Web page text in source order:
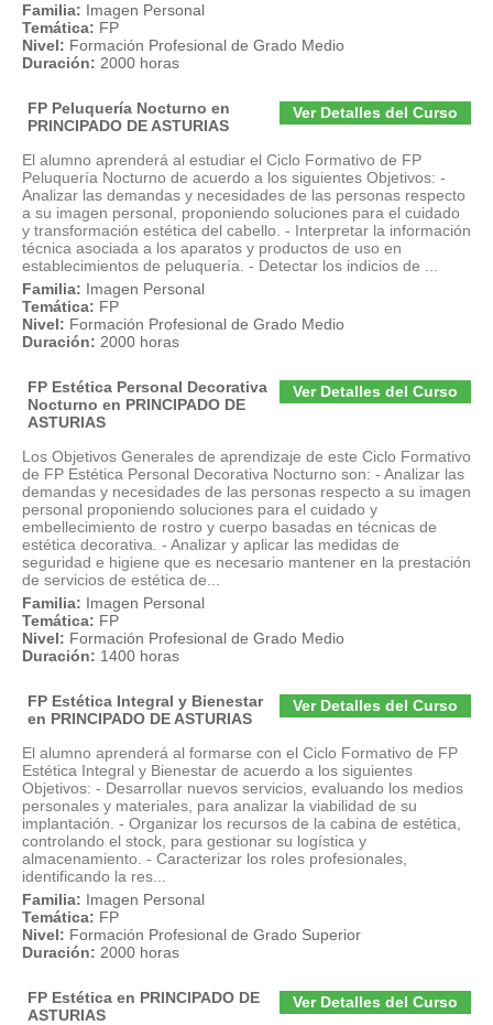
Familia: Imagen Personal
Temática: FP
Nivel: Formación Profesional de Grado Medio
Duración: 2000 horas
Ver Detalles del Curso
FP Peluquería Nocturno en
PRINCIPADO DE ASTURIAS
El alumno aprenderá al estudiar el Ciclo Formativo de FP
Peluquería Nocturno de acuerdo a los siguientes Objetivos: -
Analizar las demandas y necesidades de las personas respecto
a su imagen personal, proponiendo soluciones para el cuidado
y transformación estética del cabello. - Interpretar la información
técnica asociada a los aparatos y productos de uso en
establecimientos de peluquería. - Detectar los indicios de ...
Familia: Imagen Personal
Temática: FP
Nivel: Formación Profesional de Grado Medio
Duración: 2000 horas
Ver Detalles del Curso
FP Estética Personal Decorativa
Nocturno en PRINCIPADO DE
ASTURIAS
Los Objetivos Generales de aprendizaje de este Ciclo Formativo
de FP Estética Personal Decorativa Nocturno son: - Analizar las
demandas y necesidades de las personas respecto a su imagen
personal proponiendo soluciones para el cuidado y
embellecimiento de rostro y cuerpo basadas en técnicas de
estética decorativa. - Analizar y aplicar las medidas de
seguridad e higiene que es necesario mantener en la prestación
de servicios de estética de...
Familia: Imagen Personal
Temática: FP
Nivel: Formación Profesional de Grado Medio
Duración: 1400 horas
Ver Detalles del Curso
FP Estética Integral y Bienestar
en PRINCIPADO DE ASTURIAS
El alumno aprenderá al formarse con el Ciclo Formativo de FP
Estética Integral y Bienestar de acuerdo a los siguientes
Objetivos: - Desarrollar nuevos servicios, evaluando los medios
personales y materiales, para analizar la viabilidad de su
implantación. - Organizar los recursos de la cabina de estética,
controlando el stock, para gestionar su logística y
almacenamiento. - Caracterizar los roles profesionales,
identificando la res...
Familia: Imagen Personal
Temática: FP
Nivel: Formación Profesional de Grado Superior
Duración: 2000 horas
Ver Detalles del Curso
FP Estética en PRINCIPADO DE
ASTURIAS